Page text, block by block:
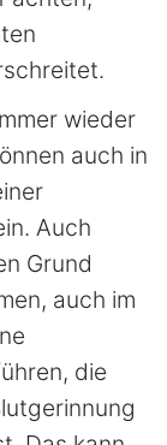
wieder
auch in
Auch
Grund
auch im
die